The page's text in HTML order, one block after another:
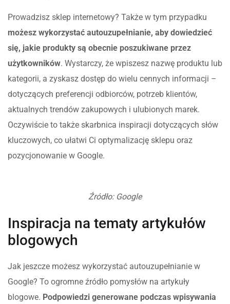
Prowadzisz sklep internetowy? Także w tym przypadku
możesz wykorzystać autouzupełnianie, aby dowiedzieć
się, jakie produkty są obecnie poszukiwane przez
użytkowników. Wystarczy, że wpiszesz nazwę produktu lub
kategorii, a zyskasz dostęp do wielu cennych informacji –
dotyczących preferencji odbiorców, potrzeb klientów,
aktualnych trendów zakupowych i ulubionych marek.
Oczywiście to także skarbnica inspiracji dotyczących słów
kluczowych, co ułatwi Ci optymalizację sklepu oraz
pozycjonowanie w Google.
Źródło: Google
Inspiracja na tematy artykułów
blogowych
Jak jeszcze możesz wykorzystać autouzupełnianie w
Google? To ogromne źródło pomysłów na artykuły
blogowe. Podpowiedzi generowane podczas wpisywania